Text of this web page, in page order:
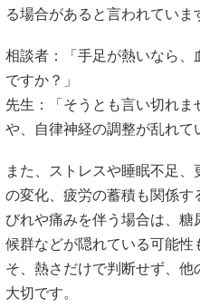
る場合があると言われていま
相談者：「手足が熱いなら
ですか？」
先生：「そうとも言い切れ
や、自律神経の調整が乱れて
また、ストレスや睡眠不足
の変化、疲労の蓄積も関係す
びれや痛みを伴う場合は、
候群などが隠れている可能性
そ、熱さだけで判断せず、
大切です。